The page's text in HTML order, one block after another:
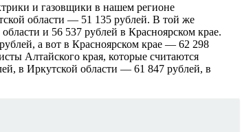
и газовщики в нашем регионе
области — 51 135 рублей. В той же
и 56 537 рублей в Красноярском крае.
а вот в Красноярском крае — 62 298
Алтайского края, которые считаются
в Иркутской области — 61 847 рублей, в